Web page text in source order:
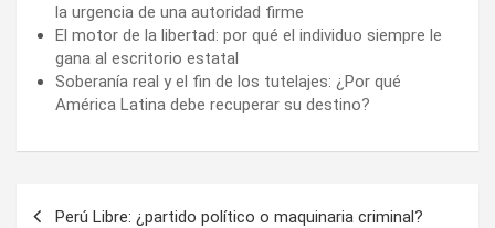
la urgencia de una autoridad firme
El motor de la libertad: por qué el individuo siempre le
gana al escritorio estatal
Soberanía real y el fin de los tutelajes: ¿Por qué
América Latina debe recuperar su destino?
Perú Libre: ¿partido político o maquinaria criminal?